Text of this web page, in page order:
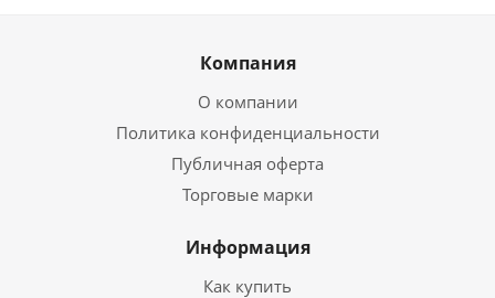
Компания
О компании
Политика конфиденциальности
Публичная оферта
Торговые марки
Информация
Как купить